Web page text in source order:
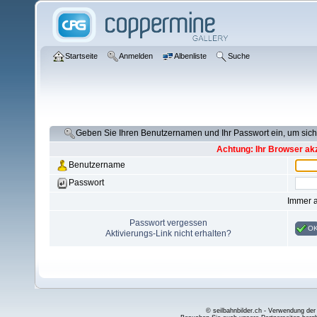
Startseite Anmelden Albenliste Suche
Geben Sie Ihren Benutzernamen und Ihr Passwort ein, um
Achtung: Ihr Browser
Benutzername
Passwort
Immer
Passwort vergessen
Aktivierungs-Link nicht erhalten?
© seilbahnbilder.ch - Verwendung